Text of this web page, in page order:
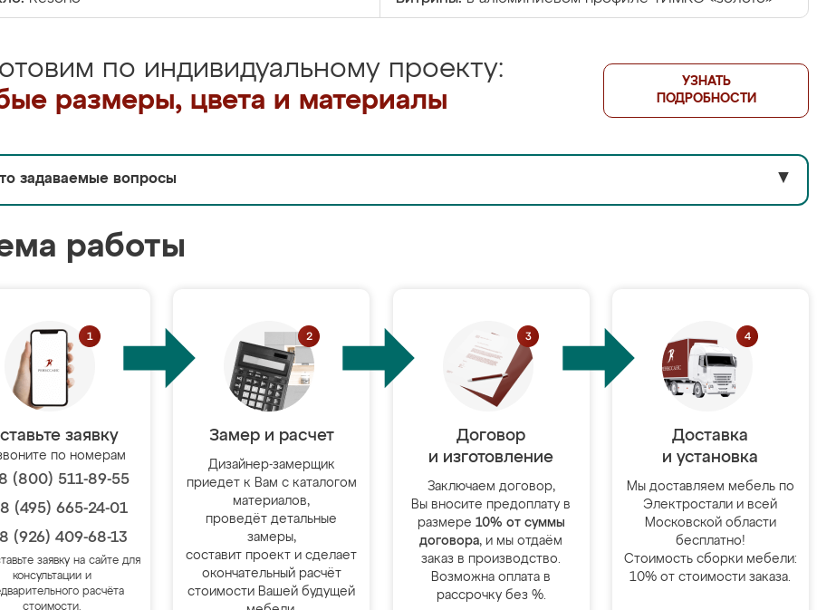
по индивидуальному проекту:
размеры, цвета и материалы
УЗНАТЬ
ПОДРОБНОСТИ
задаваемые вопросы ▼
работы
заявку
по номерам
(800) 511-89-55
8 (495) 665-24-01
8 (926) 409-68-13
заявку на сайте для
консультации и
расчёта
стоимости.
Замер и расчет
Дизайнер-замерщик
приедет к Вам с каталогом
материалов,
проведёт детальные
замеры,
составит проект и сделает
окончательный расчёт
стоимости Вашей будущей
Договор
и изготовление
Заключаем договор,
Вы вносите предоплату в
размере 10% от суммы
договора, и мы отдаём
заказ в производство.
Возможна оплата в
рассрочку без %.
Доставка
и установка
Мы доставляем мебель по
Электростали и всей
Московской области
бесплатно!
Стоимость сборки мебели:
10% от стоимости заказа.